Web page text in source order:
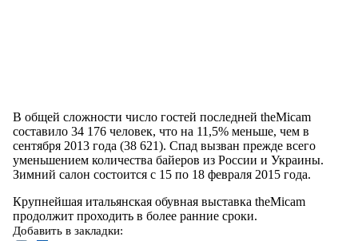
В общей сложности число гостей последней theMicam
составило 34 176 человек, что на 11,5% меньше, чем в
сентября 2013 года (38 621). Спад вызван прежде всего
уменьшением количества байеров из России и Украины.
Зимний салон состоится с 15 по 18 февраля 2015 года.
Крупнейшая итальянская обувная выставка theMicam
продолжит проходить в более ранние сроки.
Добавить в закладки: